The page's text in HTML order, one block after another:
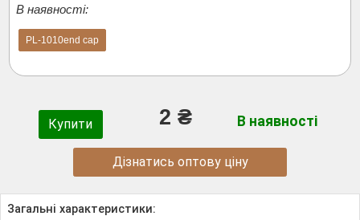
В наявності:
PL-1010end cap
Купити 2 ₴ В наявності
Дізнатись оптову ціну
Загальні характеристики: